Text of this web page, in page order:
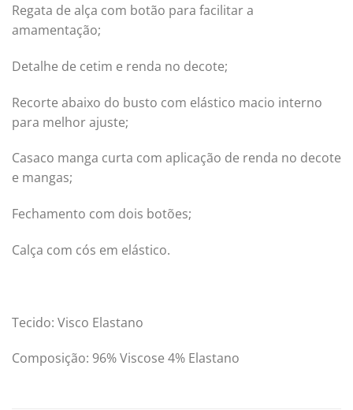
Regata de alça com botão para facilitar a
amamentação;
Detalhe de cetim e renda no decote;
Recorte abaixo do busto com elástico macio interno
para melhor ajuste;
Casaco manga curta com aplicação de renda no decote
e mangas;
Fechamento com dois botões;
Calça com cós em elástico.
Tecido: Visco Elastano
Composição: 96% Viscose 4% Elastano